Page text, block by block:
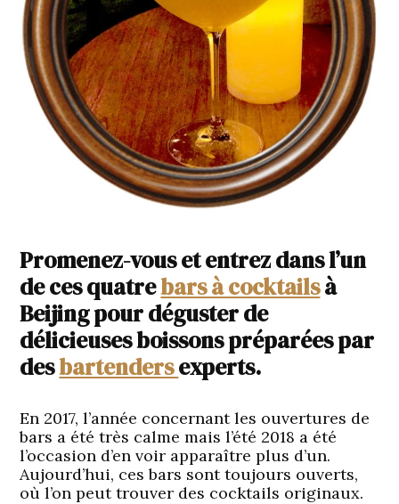
Promenez-vous et entrez dans l’un
de ces quatrebars à cocktailsà
Beijing pour déguster de
délicieuses boissons préparées par
desbartendersexperts.
En 2017, l’année concernant les ouvertures de
bars a été très calme mais l’été 2018 a été
l’occasion d’en voir apparaître plus d’un.
Aujourd’hui, ces bars sont toujours ouverts,
où l’on peut trouver des cocktails originaux.